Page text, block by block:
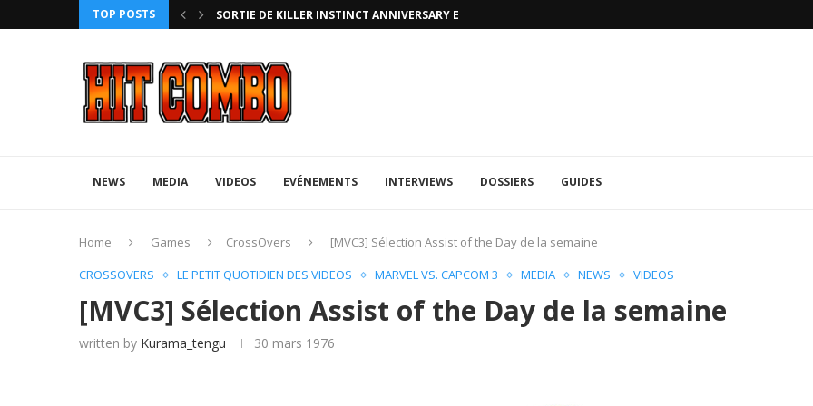
TOP POSTS
AVEC ROLLBACK... SORTIE DE KILLER INSTINCT ANNIVERSARY EDITION
NEWS MEDIA VIDEOS EVÉNEMENTS INTERVIEWS DOSSIERS GUIDES
Home Games CrossOvers
[MVC3] Sélection Assist of the Day de la semaine
CROSSOVERS
LE PETIT QUOTIDIEN DES VIDEOS MARVEL VS. CAPCOM 3 MEDIA NEWS VIDEOS
[MVC3] Sélection Assist of the Day de la semaine
written by Kurama_tengu 30 mars 1976